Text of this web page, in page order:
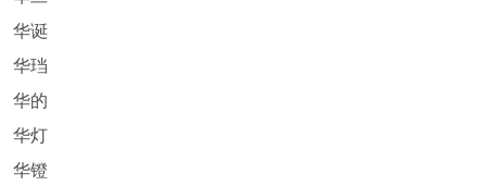
华诞
华珰
华的
华灯
华镫